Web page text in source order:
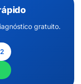
gratuito.